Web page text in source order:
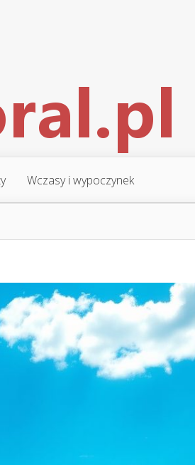
Wczasy i wypoczynek